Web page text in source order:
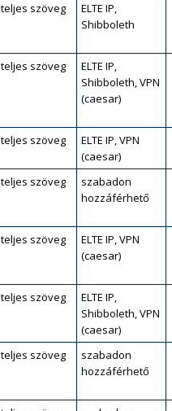
teljes szöveg
ELTE IP,
Shibboleth
teljes szöveg
ELTE IP,
Shibboleth, VPN
(caesar)
teljes szöveg
ELTE IP, VPN
(caesar)
teljes szöveg
szabadon
hozzáférhető
teljes szöveg
ELTE IP, VPN
(caesar)
teljes szöveg
ELTE IP,
Shibboleth, VPN
(caesar)
teljes szöveg
szabadon
hozzáférhető